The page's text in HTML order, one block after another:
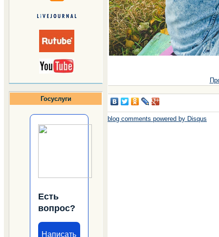
Госуслуги
Есть
вопрос?
Написать
blog comments powered by Disqus